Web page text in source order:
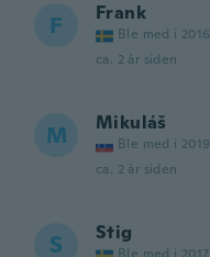
F Frank
Ble med i 2016
ca. 2 år siden
M Mikuláš
Ble med i 2019
ca. 2 år siden
S Stig